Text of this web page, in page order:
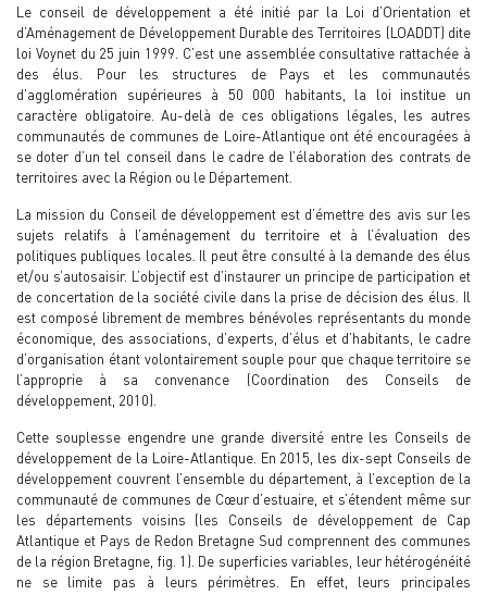
Le conseil de développement a été initié par la Loi d’Orientation et
d’Aménagement de Développement Durable des Territoires (LOADDT) dite
loi Voynet du 25 juin 1999. C’est une assemblée consultative rattachée à
des élus. Pour les structures de Pays et les communautés
d’agglomération supérieures à 50 000 habitants, la loi institue un
caractère obligatoire. Au-delà de ces obligations légales, les autres
communautés de communes de Loire-Atlantique ont été encouragées à
se doter d’un tel conseil dans le cadre de l’élaboration des contrats de
territoires avec la Région ou le Département.
La mission du Conseil de développement est d’émettre des avis sur les
sujets relatifs à l’aménagement du territoire et à l’évaluation des
politiques publiques locales. Il peut être consulté à la demande des élus
et/ou s’autosaisir. L’objectif est d’instaurer un principe de participation et
de concertation de la société civile dans la prise de décision des élus. Il
est composé librement de membres bénévoles représentants du monde
économique, des associations, d’experts, d’élus et d’habitants, le cadre
d’organisation étant volontairement souple pour que chaque territoire se
l’approprie à sa convenance (Coordination des Conseils de
développement, 2010).
Cette souplesse engendre une grande diversité entre les Conseils de
développement de la Loire-Atlantique. En 2015, les dix-sept Conseils de
développement couvrent l’ensemble du département, à l’exception de la
communauté de communes de Cœur d’estuaire, et s’étendent même sur
les départements voisins (les Conseils de développement de Cap
Atlantique et Pays de Redon Bretagne Sud comprennent des communes
de la région Bretagne, fig. 1). De superficies variables, leur hétérogénéité
ne se limite pas à leurs périmètres. En effet, leurs principales